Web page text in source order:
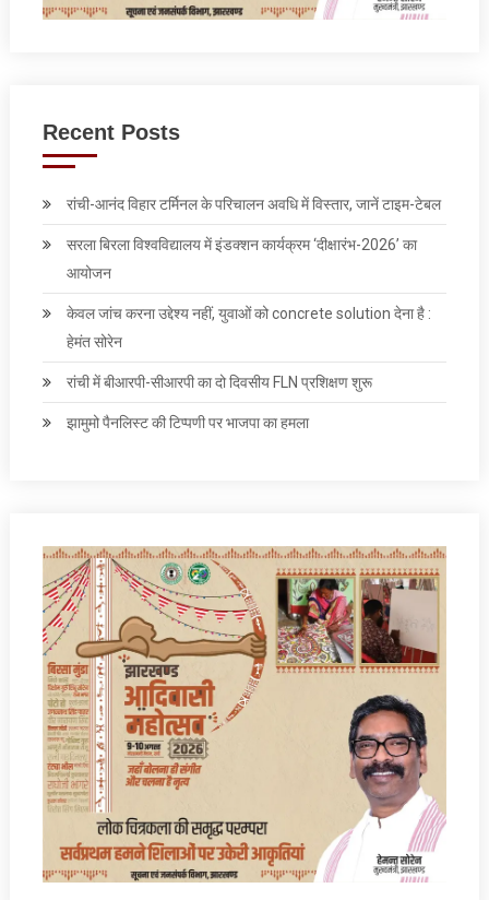
Recent Posts
रांची-आनंद विहार टर्मिनल के परिचालन अवधि में विस्तार, जानें टाइम-टेबल
सरला बिरला विश्वविद्यालय में इंडक्शन कार्यक्रम ‘दीक्षारंभ-2026’ का
आयोजन
केवल जांच करना उद्देश्‍य नहीं, युवाओं को concrete solution देना है :
हेमंत सोरेन
रांची में बीआरपी-सीआरपी का दो दिवसीय FLN प्रशिक्षण शुरू
झामुमो पैनलिस्ट की टिप्पणी पर भाजपा का हमला